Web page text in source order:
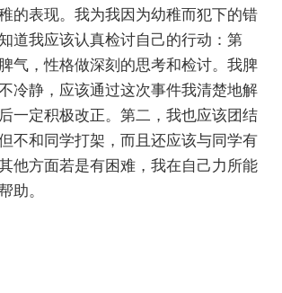
的表现。我为我因为幼稚而犯下的错
道我应该认真检讨自己的行动：第
气，性格做深刻的思考和检讨。我脾
冷静，应该通过这次事件我清楚地解
一定积极改正。第二，我也应该团结
不和同学打架，而且还应该与同学有
他方面若是有困难，我在自己力所能
助。